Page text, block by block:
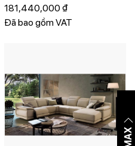
181,440,000 ₫
Đã bao gồm VAT